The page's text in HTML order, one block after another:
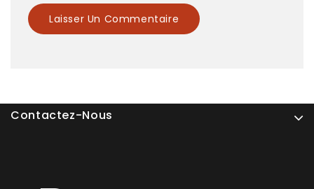
Contactez-Nous